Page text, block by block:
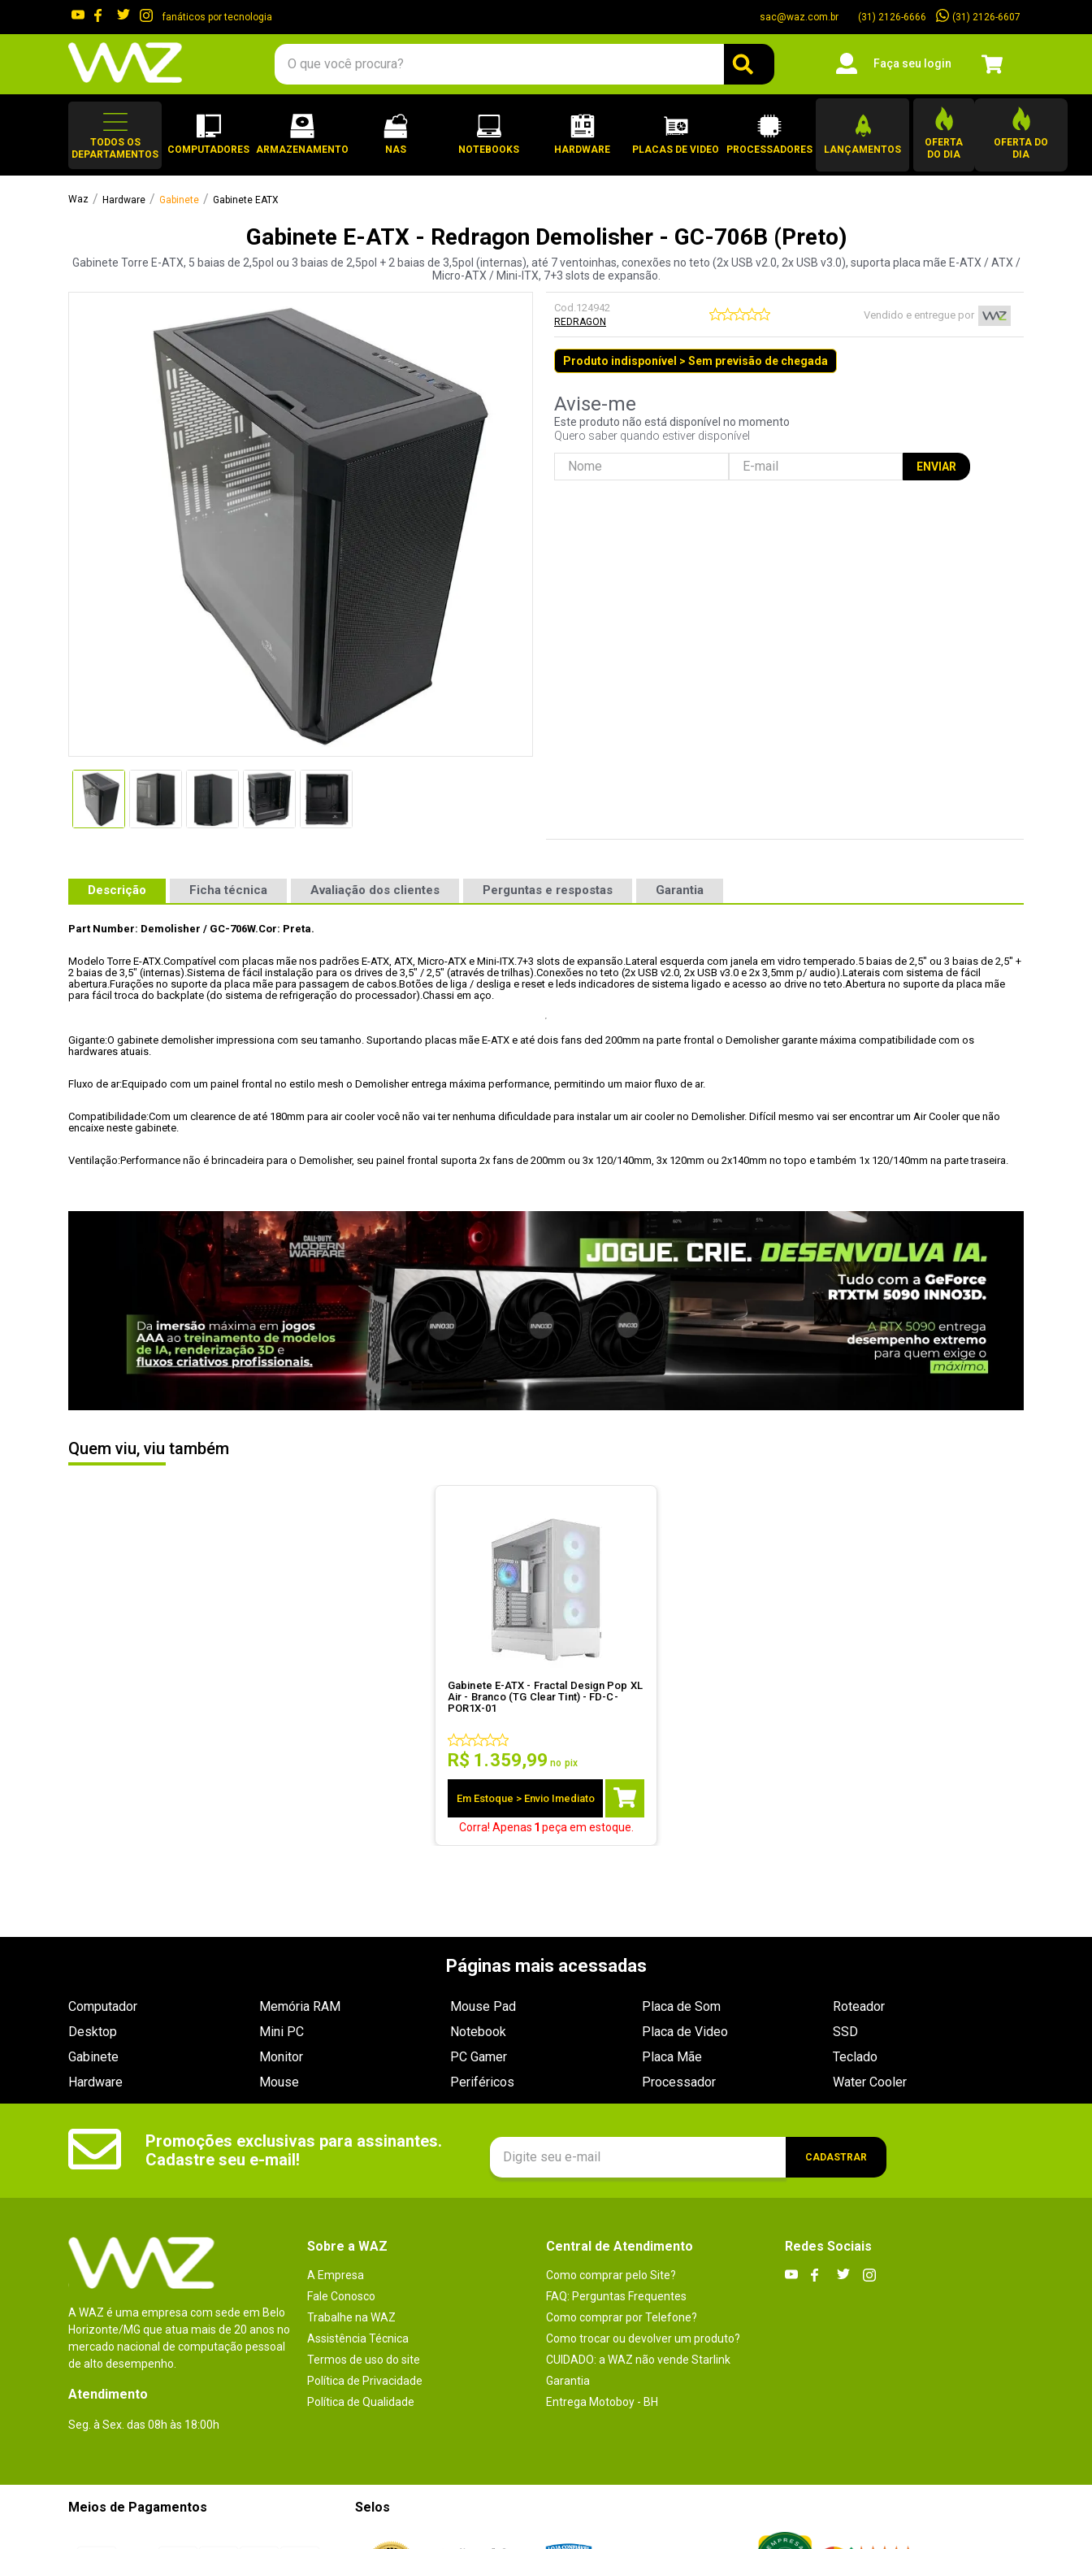
fanáticos por tecnologia sac@waz.com.br (31) 2126-6666 (31) 2126-6607
O que você procura?
Faça seu login
TODOS OS
DEPARTAMENTOS
COMPUTADORES ARMAZENAMENTO NAS NOTEBOOKS HARDWARE PLACAS DE VIDEO PROCESSADORES LANÇAMENTOS
OFERTA
DO DIA
OFERTA DO
DIA
Hardware Gabinete Gabinete EATX
Gabinete E-ATX - Redragon Demolisher - GC-706B (Preto)
Gabinete Torre E-ATX, 5 baias de 2,5pol ou 3 baias de 2,5pol + 2 baias de 3,5pol (internas), até 7 ventoinhas, conexões no teto (2x USB v2.0, 2x USB v3.0), suporta placa mãe E-ATX / ATX /
Micro-ATX / Mini-ITX, 7+3 slots de expansão.
Cod.124942
REDRAGON
Vendido e entregue por
Produto indisponível > Sem previsão de chegada
Este produto não está disponível no momento
Quero saber quando estiver disponível
ENVIAR
Descrição Ficha técnica Avaliação dos clientes Perguntas e respostas Garantia
Part Number: Demolisher / GC-706W.Cor: Preta.
Modelo Torre E-ATX.Compatível com placas mãe nos padrões E-ATX, ATX, Micro-ATX e Mini-ITX.7+3 slots de expansão.Lateral esquerda com janela em vidro temperado.5 baias de 2,5" ou 3 baias de 2,5" +
2 baias de 3,5" (internas).Sistema de fácil instalação para os drives de 3,5" / 2,5" (através de trilhas).Conexões no teto (2x USB v2.0, 2x USB v3.0 e 2x 3,5mm p/ audio).Laterais com sistema de fácil
abertura.Furações no suporte da placa mãe para passagem de cabos.Botões de liga / desliga e reset e leds indicadores de sistema ligado e acesso ao drive no teto.Abertura no suporte da placa mãe
para fácil troca do backplate (do sistema de refrigeração do processador).Chassi em aço.
Gigante:O gabinete demolisher impressiona com seu tamanho. Suportando placas mãe E-ATX e até dois fans ded 200mm na parte frontal o Demolisher garante máxima compatibilidade com os
hardwares atuais.
Fluxo de ar:Equipado com um painel frontal no estilo mesh o Demolisher entrega máxima performance, permitindo um maior fluxo de ar.
Compatibilidade:Com um clearence de até 180mm para air cooler você não vai ter nenhuma dificuldade para instalar um air cooler no Demolisher. Difícil mesmo vai ser encontrar um Air Cooler que não
encaixe neste gabinete.
Ventilação:Performance não é brincadeira para o Demolisher, seu painel frontal suporta 2x fans de 200mm ou 3x 120/140mm, 3x 120mm ou 2x140mm no topo e também 1x 120/140mm na parte traseira.
Quem viu, viu também
Gabinete E-ATX - Fractal Design Pop XL
Air - Branco (TG Clear Tint) - FD-C-
POR1X-01
R$ 1 .359,99 no pix
Em Estoque > Envio Imediato
Corra! Apenas 1 peça em estoque.
Páginas mais acessadas
Computador
Desktop
Gabinete
Hardware
Memória RAM
Mini PC
Monitor
Mouse
Mouse Pad
Notebook
PC Gamer
Periféricos
Placa de Som
Placa de Video
Placa Mãe
Processador
Roteador
SSD
Teclado
Water Cooler
Promoções exclusivas para assinantes.
Cadastre seu e-mail!
CADASTRAR
A WAZ é uma empresa com sede em Belo
Horizonte/MG que atua mais de 20 anos no
mercado nacional de computação pessoal
de alto desempenho.
Atendimento
Seg. à Sex. das 08h às 18:00h
Sobre a WAZ
A Empresa
Fale Conosco
Trabalhe na WAZ
Assistência Técnica
Termos de uso do site
Política de Privacidade
Política de Qualidade
Central de Atendimento
Como comprar pelo Site?
FAQ: Perguntas Frequentes
Como comprar por Telefone?
Como trocar ou devolver um produto?
CUIDADO: a WAZ não vende Starlink
Garantia
Entrega Motoboy - BH
Redes Sociais
Meios de Pagamentos Selos
gabinete
2º
keychron
5º
openbox
6º
mouse
8º
hd
controle